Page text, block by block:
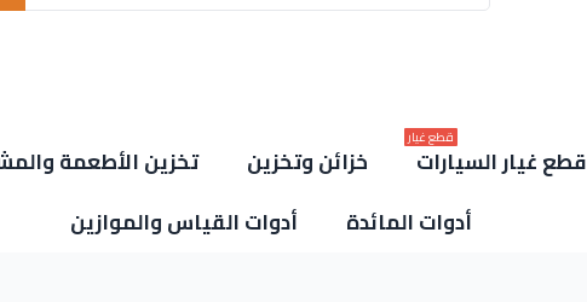
قطع غيار السيارات
قطع غيار
خزائن وتخزين تخزين الأطعمة
أدوات المائدة
أدوات القياس والموازين